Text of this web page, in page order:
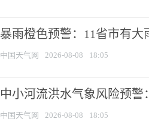
暴雨橙色预警：11省市有
中国天气网 2026-08-08 18:05
中小河流洪水气象风险预
中国天气网 2026-08-08 18:05